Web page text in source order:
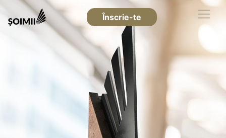
Înscrie-te